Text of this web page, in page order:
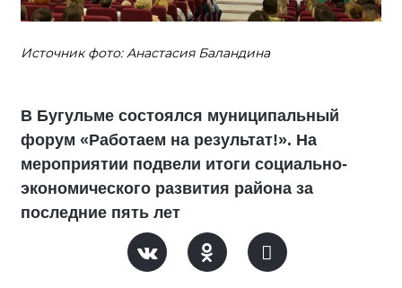
Источник фото: Анастасия Баландина
В Бугульме состоялся муниципальный
форум «Работаем на результат!». На
мероприятии подвели итоги социально-
экономического развития района за
последние пять лет